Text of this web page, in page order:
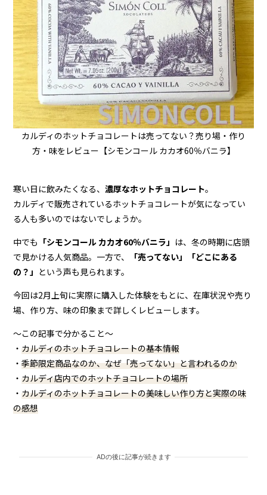
カルディのホットチョコレートは売ってない？売り場・作り
方・味をレビュー【シモンコール カカオ60％バニラ】
寒い日に飲みたくなる、濃厚なホットチョコレート。
カルディで販売されているホットチョコレートが気になってい
る人も多いのではないでしょうか。
中でも 「シモンコール カカオ60％バニラ」 は、冬の時期に店頭
で見かける人気商品。一方で、
「売ってない」「どこにある
の？」 という声も見られます。
今回は2月上旬に実際に購入した体験をもとに、在庫状況や売り
場、作り方、味の印象まで詳しくレビューします。
〜この記事で分かること〜
・カルディのホットチョコレートの基本情報
・季節限定商品なのか、なぜ「売ってない」と言われるのか
・カルディ店内でのホットチョコレートの場所
・カルディのホットチョコレートの美味しい作り方と実際の味
の感想
ADの後に記事が続きます